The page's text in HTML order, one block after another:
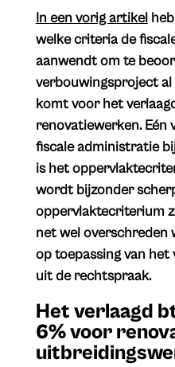
In een vorig artikel
welke criteria de
aanwendt om te
verbouwingsproject
komt voor het
renovatiewerken. Eén
fiscale administratie
is het
wordt bijzonder
oppervlaktecriterium
net wel overschreden
op toepassing van het
uit de rechtspraak.
Het verlaagd
6% voor